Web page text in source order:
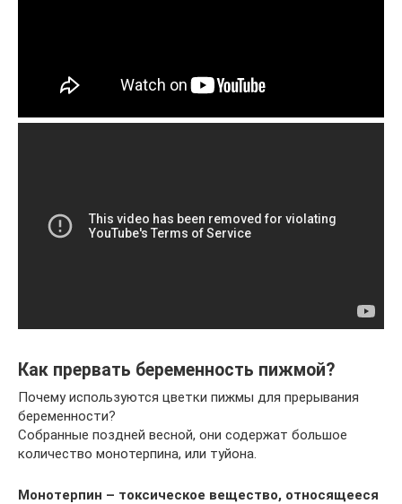
Как прервать беременность пижмой?
Почему используются цветки пижмы для прерывания
беременности?
Собранные поздней весной, они содержат большое
количество монотерпина, или туйона.
Монотерпин – токсическое вещество, относящееся